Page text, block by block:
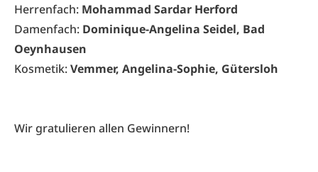
Herrenfach: Mohammad Sardar Herford
Damenfach: Dominique-Angelina Seidel, Bad
Oeynhausen
Kosmetik:Vemmer, Angelina-Sophie, Gütersloh
Wir gratulieren allen Gewinnern!